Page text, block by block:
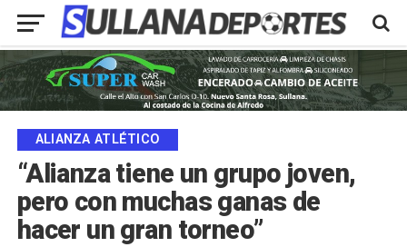
ALIANZA ATLÉTICO
“Alianza tiene un grupo joven,
pero con muchas ganas de
hacer un gran torneo”